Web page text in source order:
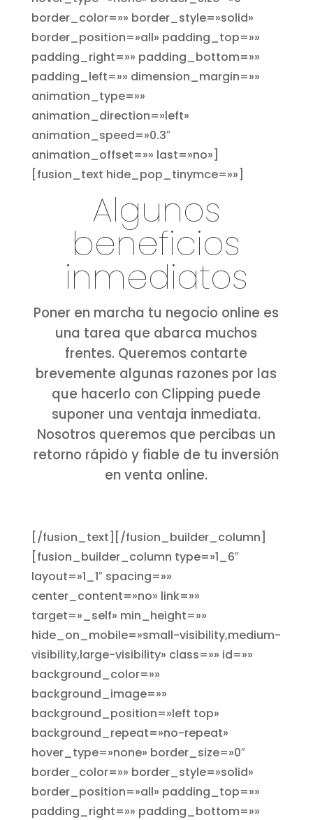
border_color=»» border_style=»solid»
border_position=»all» padding_top=»»
padding_right=»» padding_bottom=»»
padding_left=»» dimension_margin=»»
animation_type=»»
animation_direction=»left»
animation_speed=»0.3″
animation_offset=»» last=»no»]
[fusion_text hide_pop_tinymce=»»]
Algunos
beneficios
inmediatos
Poner en marcha tu negocio online es
una tarea que abarca muchos
frentes. Queremos contarte
brevemente algunas razones por las
que hacerlo con Clipping puede
suponer una ventaja inmediata.
Nosotros queremos que percibas un
retorno rápido y fiable de tu inversión
en venta online.
[/fusion_text][/fusion_builder_column]
[fusion_builder_column type=»1_6″
layout=»1_1″ spacing=»»
center_content=»no» link=»»
target=»_self» min_height=»»
hide_on_mobile=»small-visibility,medium-
visibility,large-visibility» class=»» id=»»
background_color=»»
background_image=»»
background_position=»left top»
background_repeat=»no-repeat»
hover_type=»none» border_size=»0″
border_color=»» border_style=»solid»
border_position=»all» padding_top=»»
padding_right=»» padding_bottom=»»